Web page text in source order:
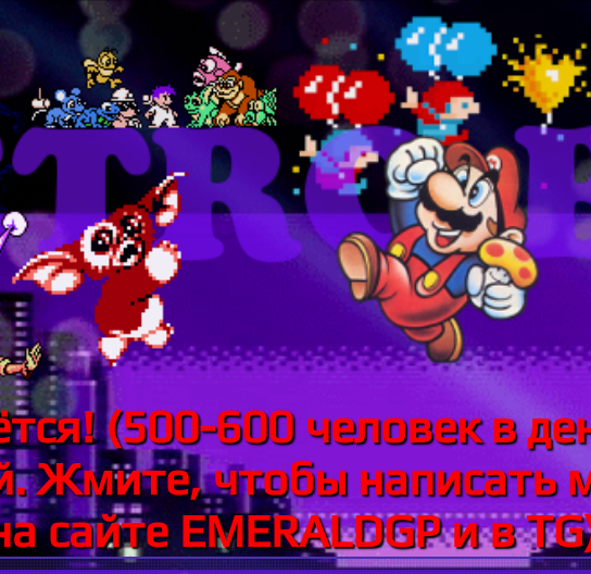
(500-600 человек в
Жмите, чтобы написать
сайте EMERALDGP и в